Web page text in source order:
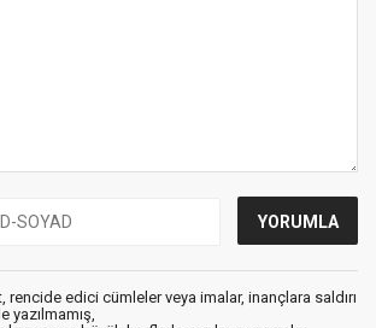
rencide edici cümleler veya imalar, inançlara saldırı
yazılmamış,